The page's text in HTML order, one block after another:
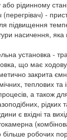
рідинному
(перегрівач) -
підвищення
насичення, яка
установка -
що має
закрита
теплових та
а також
рідких
є вхідні та
більше робочих